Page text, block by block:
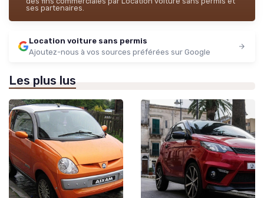
ses partenaires.
Location voiture sans permis
Ajoutez-nous à vos sources préférées sur Google
Les plus lus